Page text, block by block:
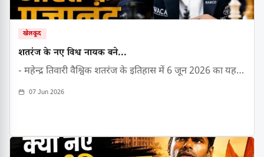
खेलकूद
शतरंज के नए विश्व नायक बने...
- महेन्द्र तिवारी वैश्विक शतरंज के इतिहास में 6 जून 2026 का यह…
07 Jun 2026